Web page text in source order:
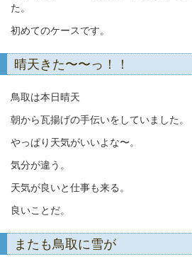
た。
初めてのケースです。
晴天きた〜〜っ！！
鳥取は本日晴天
朝から瓦揚げの手伝いをしていました。
やっぱり天気がいいよな〜。
気分が違う。
天気が良いと仕事も来る。
良いことだ。
またも鳥取に雪が